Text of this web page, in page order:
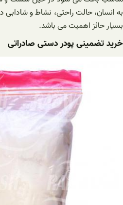
به انسان، حالت راحتی، نشاط و
بسیار حائز اهمیت می باشد.
خرید تضمینی پودر دستی صادراتی